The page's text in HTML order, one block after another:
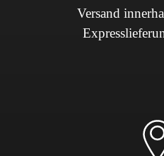
Versand